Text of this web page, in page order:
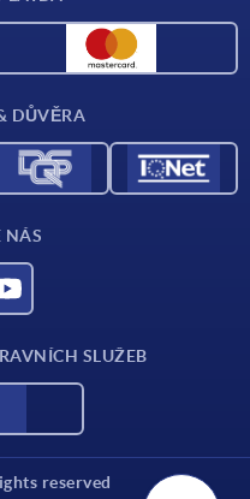
DŮVĚRA
NÁS
SLUŽEB
reserved